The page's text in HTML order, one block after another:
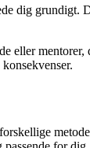
dig grundigt.
eller